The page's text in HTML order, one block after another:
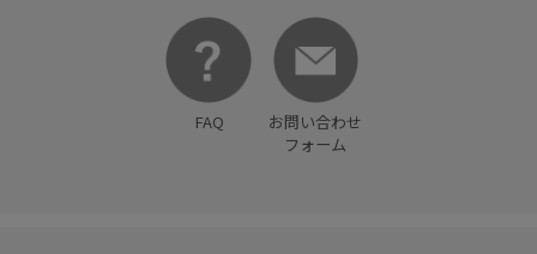
FAQ
お問い合わせ
フォーム